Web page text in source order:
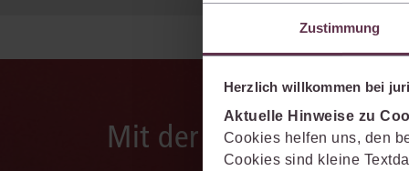
Zustimmung
Herzlich willkommen bei
Aktuelle Hinweise zu
Cookies helfen uns, den
Cookies sind kleine
Mit der juris KI-Suite